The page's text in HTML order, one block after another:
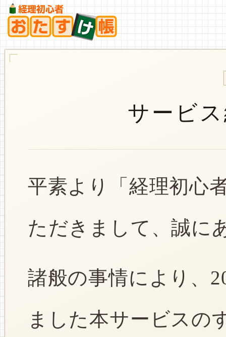
サービ
平素より「経理初心
ただきまして、誠に
諸般の事情により、
ました本サービスの